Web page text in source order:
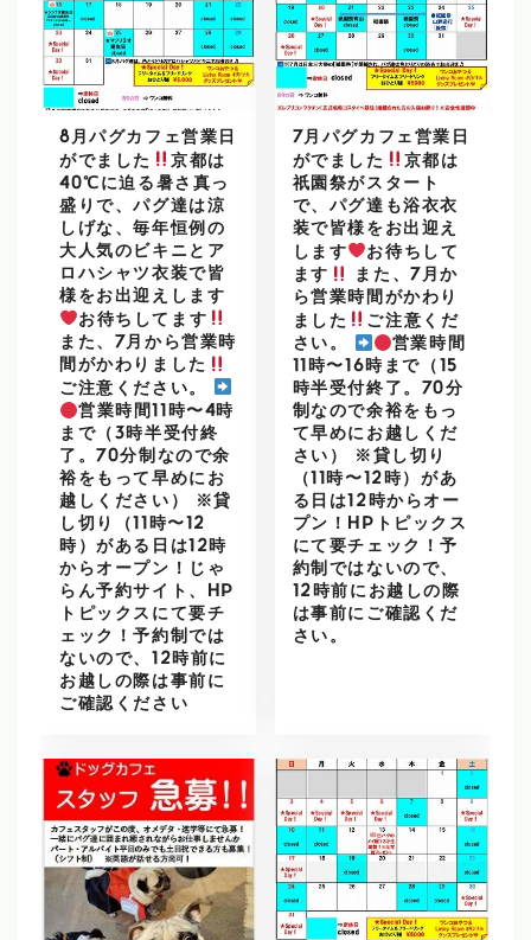
8月パグカフェ営業日
がでました
京都は
40℃に迫る暑さ真っ
盛りで、パグ達は涼
しげな、毎年恒例の
大人気のビキニとア
ロハシャツ衣装で皆
様をお出迎えします
お待ちしてます
また、7月から営業時
間がかわりました
ご注意ください。
営業時間11時〜4時
まで（3時半受付終
了。70分制なので余
裕をもって早めにお
越しください） ※貸
し切り（11時〜12
時）がある日は12時
からオープン！じゃ
らん予約サイト、HP
トピックスにて要チ
ェック！予約制では
ないので、12時前に
お越しの際は事前に
ご確認ください
7月パグカフェ営業日
がでました
京都は
祇園祭がスタート
で、パグ達も浴衣衣
装で皆様をお出迎え
します
お待ちして
ます
また、7月か
ら営業時間がかわり
ました
ご注意くだ
さい。
営業時間
11時〜16時まで（15
時半受付終了。70分
制なので余裕をもっ
て早めにお越しくだ
さい） ※貸し切り
（11時〜12時）があ
る日は12時からオー
プン！HPトピックス
にて要チェック！予
約制ではないので、
12時前にお越しの際
は事前にご確認くだ
さい。